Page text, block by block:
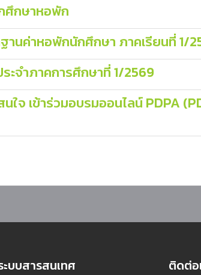
ศึกษาหอพัก
านค่าหอพักนักศึกษา ภาคเรียนที่ 1/
จำภาคการศึกษาที่ 1/2569
จ เข้าร่วมอบรมออนไลน์ PDPA
ะบบสารสนเทศ ติดต่อ